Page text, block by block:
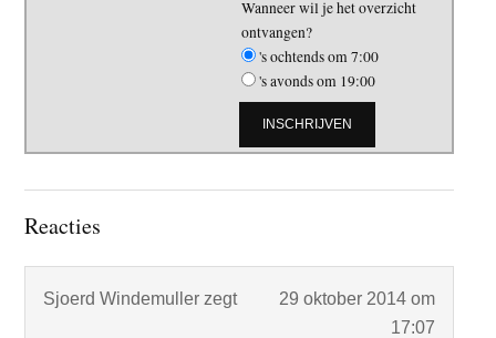
Wanneer wil je het overzicht
ontvangen?
's ochtends om 7:00
's avonds om 19:00
Lees
Reacties
Sjoerd Windemuller zegt
29 oktober 2014 om
17:07